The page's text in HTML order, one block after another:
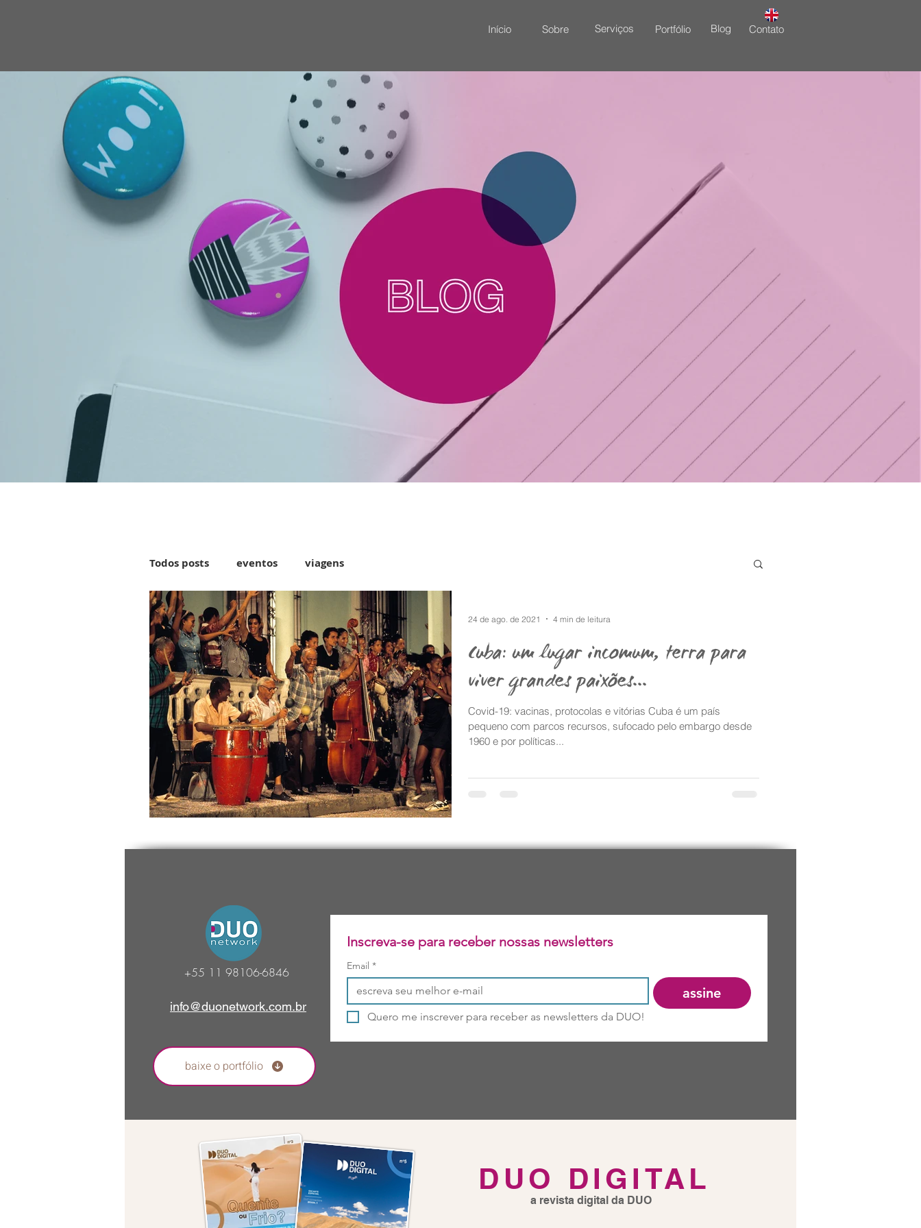
Início Sobre Serviços Portfólio Blog Contato
Todos posts eventos viagens
Cuba: um lugar incomum, terra para
viver grandes paixões...
Covid-19: vacinas, protocolas e vitórias Cuba é um país
pequeno com parcos recursos, sufocado pelo embargo desde
1960 e por políticas...
24 de ago. de 2021 4 min de leitura
+55 11 98106-6846
info@duonetwork.com.br
Email *
assine
Quero me inscrever para receber as newsletters da DUO!
baixe o portfólio
DUO DIGITAL
a revista digital da DUO